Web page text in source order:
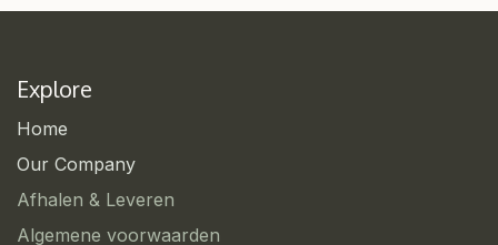
Explore
Home
Our Company
Afhalen & Leveren
Algemene voorwaarden